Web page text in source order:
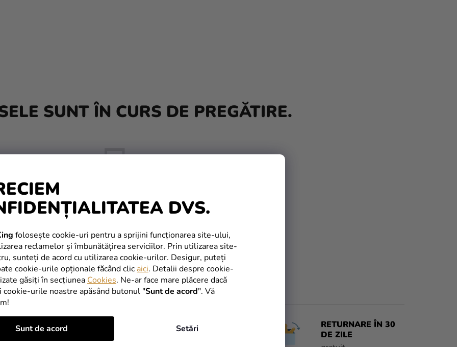
DVS.
folosește cookie-uri pentru a sprijini funcționarea site-ului,
reclamelor și îmbunătățirea serviciilor. Prin utilizarea site-
sunteți de acord cu utilizarea cookie-urilor. Desigur, puteți
cookie-urile opționale făcând clic aici. Detalii despre cookie-
găsiți în secțiunea Cookies. Ne-ar face mare plăcere dacă
cookie-urile noastre apăsând butonul "Sunt de acord". Vă
Setări
Sunt de acord
SUNT ÎN CURS DE PREGĂTIRE.
Dar puteţi vizualiza alte categorii.
INAPOI ÎN MAGAZIN
TRANSPORT
GRATUIT
LIVRARE ÎN 1 ZI
RETURNARE ÎN 30
DE ZILE